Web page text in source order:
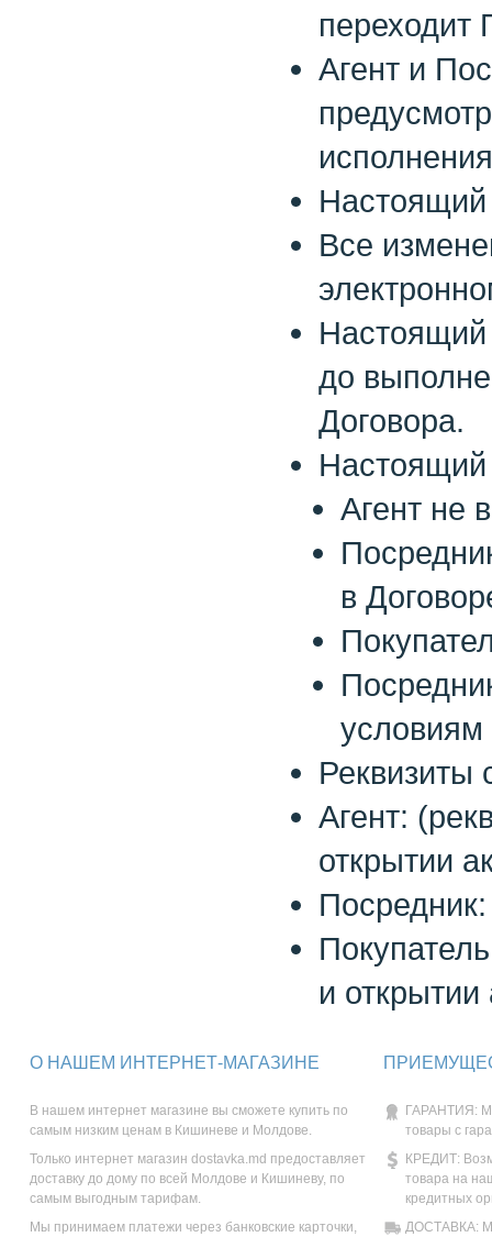
переходит
Агент и
Настоящий
Все
Настоящий
до
Договора.
Настоящий
Агент не
в
условиям
Реквизиты
Агент:
открытии
и открытии
О НАШЕМ ИНТЕРНЕТ-МАГАЗИНЕ
В нашем интернет магазине вы сможете купить по
самым низким ценам в Кишиневе и Молдове.
Только интернет магазин dostavka.md предоставляет
доставку до дому по всей Молдове и Кишиневу, по
самым выгодным тарифам.
Мы принимаем платежи через банковские карточки,
ГАРАНТИЯ:
товары с
КРЕДИТ:
товара на
кредитных
ДОСТАВКА: